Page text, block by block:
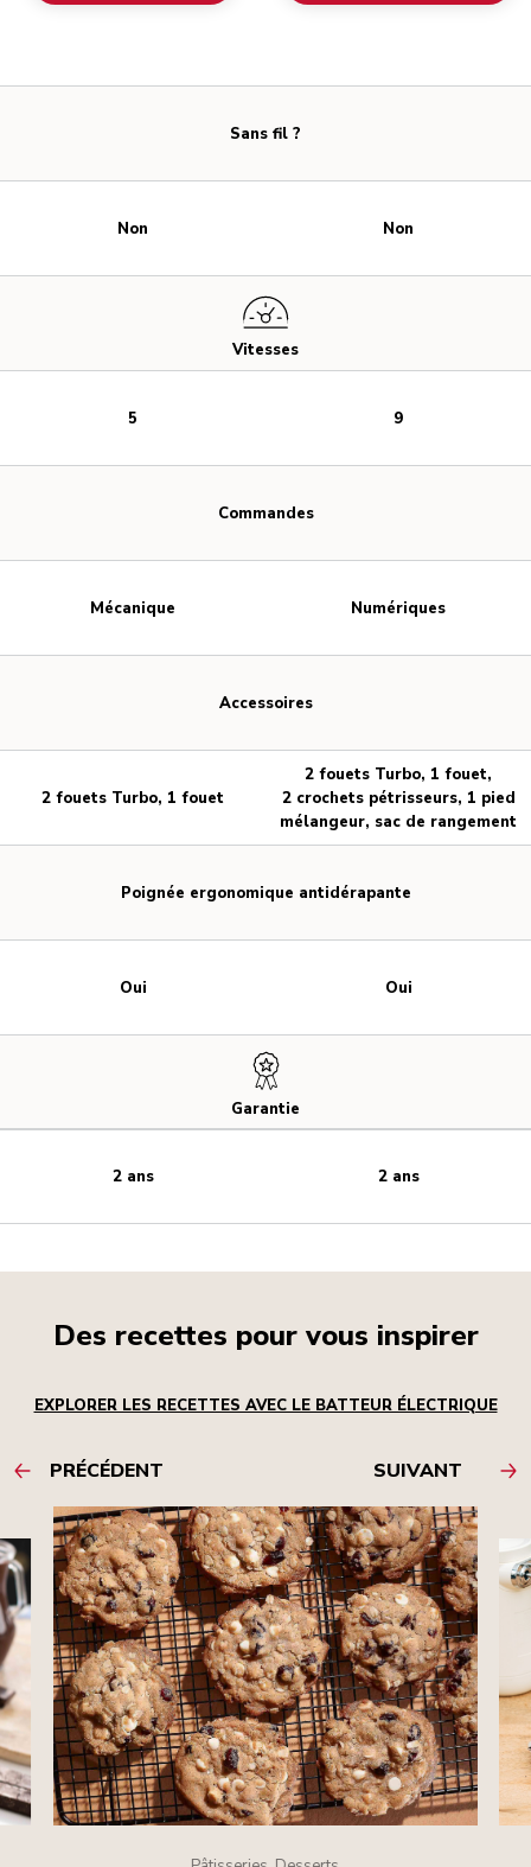
Sans fil ?
Vitesses
Commandes
Accessoires
Poignée ergonomique antidérapante
Garantie
Non
5
Mécanique
2 fouets Turbo, 1 fouet
Oui
2 ans
Non
9
Numériques
2 fouets Turbo, 1 fouet,
2 crochets pétrisseurs, 1 pied
mélangeur, sac de rangement
Oui
2 ans
Des recettes pour vous inspirer
EXPLORER LES RECETTES AVEC LE BATTEUR ÉLECTRIQUE
PRÉCÉDENT SUIVANT